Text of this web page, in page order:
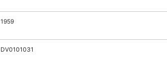
1959
DV0101031